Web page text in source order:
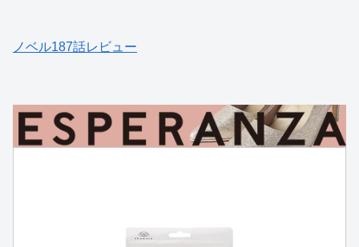
ノベル187話レビュー